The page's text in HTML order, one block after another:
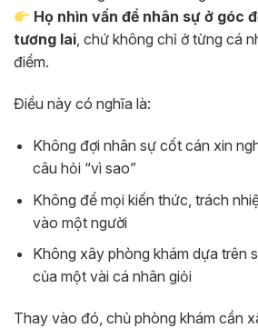
Họ nhìn vấn đề nhân sự ở góc
tương lai, chứ không chỉ ở từng cá
điểm.
Điều này có nghĩa là:
Không đợi nhân sự cốt cán xin
câu hỏi “vì sao”
Không để mọi kiến thức, trách
vào một người
Không xây phòng khám dựa trên
của một vài cá nhân giỏi
Thay vào đó, chủ phòng khám cần